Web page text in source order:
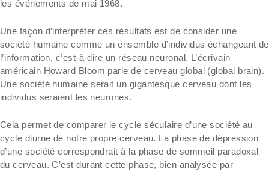
les événements de mai 1968.
Une façon d’interpréter ces résultats est de consider une
société humaine comme un ensemble d’individus échangeant de
l’information, c’est-à-dire un réseau neuronal. L’écrivain
américain Howard Bloom parle de cerveau global (global brain).
Une société humaine serait un gigantesque cerveau dont les
individus seraient les neurones.
Cela permet de comparer le cycle séculaire d’une société au
cycle diurne de notre propre cerveau. La phase de dépression
d’une société correspondrait à la phase de sommeil paradoxal
du cerveau. C’est durant cette phase, bien analysée par